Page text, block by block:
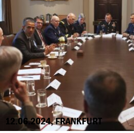
12.06.2024, FRANKFURT